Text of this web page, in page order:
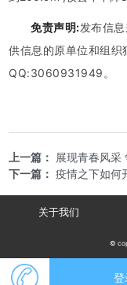
免责声明:发布信
供信息的原单位和组织
QQ:3060931949。
上一篇：
展现青春风采
下一篇： 疫情之下如何
关于我们
©
登